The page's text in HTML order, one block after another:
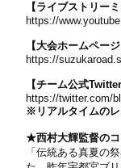
【ライブストリーミ
https://
【大会ホームページ
https://
【チーム公式Twitter
https://twitter.com/
※リアルタイムの
★西村大輝監督の
「伝統ある真夏の